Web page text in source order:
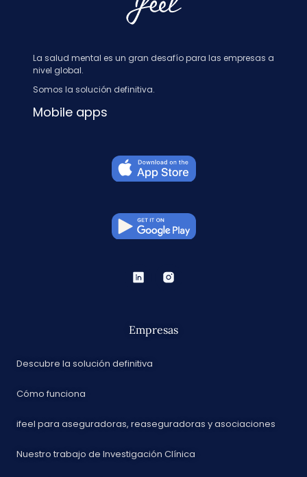
La salud mental es un gran desafío para las empresas a
nivel global.
Somos la solución definitiva.
Mobile apps
Empresas
Descubre la solución definitiva
Cómo funciona
ifeel para aseguradoras, reaseguradoras y asociaciones
Nuestro trabajo de Investigación Clínica